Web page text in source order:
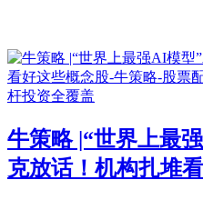
牛策略 |“世界上最
克放话！机构扎堆